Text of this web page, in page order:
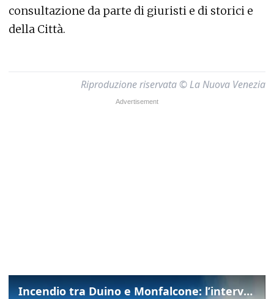
consultazione da parte di giuristi e di storici e
della Città.
Riproduzione riservata © La Nuova Venezia
Incendio tra Duino e Monfalcone: l’intervento dei vigili del fuoco